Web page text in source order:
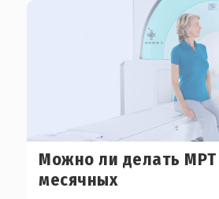
Можно ли делать МРТ
месячных